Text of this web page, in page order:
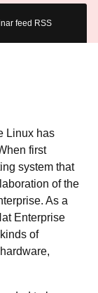
feed RSS
Linux has
first
system that
of the
As a
Enterprise
of